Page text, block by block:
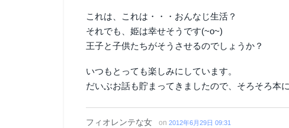
これは、これは・・・おんなじ生活？
それでも、姫は幸せそうです(~o~)
王子と子供たちがそうさせるのでしょうか？
いつもとっても楽しみにしています。
だいぶお話も貯まってきましたので、そろそろ本
フィオレンテな女 on 2012年6月29日 09:31